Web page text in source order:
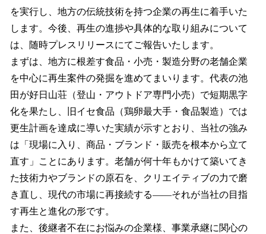
を実行し、地方の伝統技術を持つ企業の再生に着手いた
します。今後、再生の進捗や具体的な取り組みについて
は、随時プレスリリースにてご報告いたします。
まずは、地方に根差す食品・小売・製造分野の老舗企業
を中心に再生案件の発掘を進めてまいります。代表の池
田が好日山荘（登山・アウトドア専門小売）で短期黒字
化を果たし、旧イセ食品（鶏卵最大手・食品製造）では
更生計画を達成に導いた実績が示すとおり、当社の強み
は「現場に入り、商品・ブランド・販売を根本から立て
直す」ことにあります。老舗が何十年もかけて築いてき
た技術力やブランドの原石を、クリエイティブの力で磨
き直し、現代の市場に再接続する——それが当社の目指
す再生と進化の形です。
また、後継者不在にお悩みの企業様、事業承継に関心の